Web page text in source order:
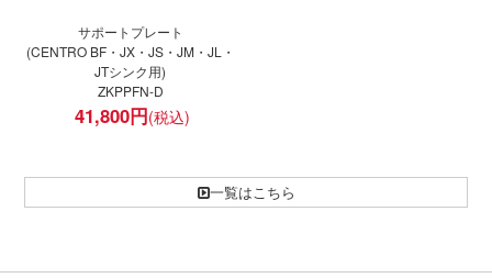
サポートプレート
(CENTRO BF・JX・JS・JM・JL・
JTシンク用)
ZKPPFN-D
41,800円
一覧はこちら